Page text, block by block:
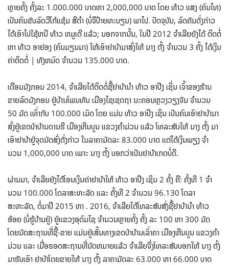
ຫຼາຍຄັ້ງ ຄັ້ງລະ 1.000.000 ບາດຫາ 2,000,000 ບາດ ໂດຍ ທ້າວ ແສງ (ຄົນໄທ)
ເປັນຄົນຂັບລົດວີໂກ້ແຊ້ມ ສີດໍາ (ບໍ່ຈືປ້າຍທະບຽນ) ພາໄປ. ປັດຈຸບັນ, ລົດຄັນດັ່ງກ່າວ
ໄດ້ເອົາໄປໃຊ້ຫນີ ທ້າວ ຫມູເຕີ ແລ້ວ; ນອກຈາກນັ້ນ, ໃນປີ 2012 ຈໍາເລີຍຍັງໄດ້ ຕິດຕໍ່
ຫາ ທ້າວ ອາຢອງ (ຄົນມຽນມາ) ໃຫ້ເອົາຢາບ້າມາສົ່ງໃຫ້ ນາງ ຕັ້ງ ຈໍານວນ 3 ຄັ້ງ ໄດ້ເງິນ
ຄ່າຕິດຕໍ່ | ທັງຫມົດ ຈໍານວນ 135.000 ບາດ.
ເດືອນມັງກອນ 2014, ຈໍາເລີຍໄດ້ຕິດຕໍ່ຊື້ຢາບ້ານໍາ ທ້າວ ອາປີງ ເຊິ່ນ ເຈົ້າຂອງຮ້ານ
ຂາຍລົດມັງກອນ ຢູ່ບ້ານໂພນທັນ ເມືອງໄຊເຊດຖາ ນະຄອນຫຼວງວຽງຈັນ ຈໍານວນ
50 ມັດ ເທົ່າກັບ 100.000 ເມັດ ໂດຍ ແມ່ນ ທ້າວ ອາປິງ ເຊິນ ເປັນຄົນເອົາຢາບ້າມາ
ສົ່ງຢູ່ເຂດປ່າບ້ານດານຮີ ເມືອງຫີນບູນ ແຂວງຄໍາມ່ວນ ແລ້ວ ໂທລະສັບໃຫ້ ນາງ ຕັ້ງ ມາ
ເອົາຢາບ້າຢູ່ຈຸດນັດສົ່ງດັ່ງກ່າວ ໃນລາຄາມັດລະ 83.000 ບາດ ແຕ່ໄດ້ເງິນພຽງ ຈໍາ
ນວນ 1,000,000 ບາດ ເພາະ ນາງ ຕັ້ງ ບອກວ່າເປັນຢາບ້າເກດບໍ່ດີ.
ຜ່ານມາ, ຈໍາເລີຍຍັງໄດ້ໂອນເງິນຄ່າຢາບ້າໃຫ້ ທ້າວ ອາປີງ ເຊິນ 2 ຄັ້ງ ຄື: ຄັ້ງທີ 1 ຈໍາ
ນວນ 100.000 ໂດລາສະຫະລັດ ແລະ ຄັ້ງທີ 2 ຈໍານວນ 96.130 ໂດລາ
ສະຫະລັດ, ຕໍ່ມາປີ 2015 ຫາ . 2016, ຈໍາເລີຍໄດ້ໂທລະສັບສັ່ງຊື້ຢາບ້ານໍາ ທ້າວ
ອ້ອຍ (ບໍ່ຮູ້ບ້ານຢູ່) ຢູ່ແຂວງອຸດົມໄຊ ຈໍານວນຫຼາຍຄັ້ງ ຄັ້ງ ລະ 100 ຫາ 300 ມັດ
ໂດຍນັດສະຖານທີ່ຊື້-ຂາຍ ແມ່ນຢູ່ເສັ້ນທາງເຂດປ່າບ້ານເລົ່າຄາ ເມືອງຫີນບູນ ແຂວງຄໍາ
ມ່ວນ ແລະ ເມື່ອຮອດສະຖານທີ່ນັດຫມາຍແລ້ວ ຈໍາເລີຍຈຶ່ງໂທລະສັບບອກໃຫ້ ນາງ ຕັ້ງ
ມາຮັບເອົາ ຢາບ້າໂດຍຂາຍໃຫ້ ນາງ ຕັ້ງ ລາຄາມັດລະ 63.000 ຫາ 66.000 ບາດ